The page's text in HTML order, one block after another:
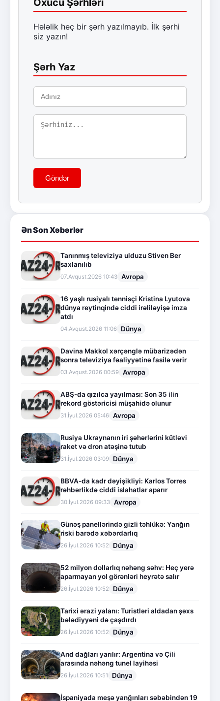
Oxucu Şərhləri
Hələlik heç bir şərh yazılmayıb. İlk şərhi
siz yazın!
Şərh Yaz
Göndər
Ən Son Xəbərlər
Tanınmış televiziya ulduzu Stiven Ber
saxlanılıb
07.Avqust.2026 10:43 Avropa
16 yaşlı rusiyalı tennisçi Kristina Lyutova
dünya reytinqində ciddi irəliləyişə imza
atdı
04.Avqust.2026 11:06 Dünya
Davina Makkol xərçənglə mübarizədən
sonra televiziya fəaliyyətinə fasilə verir
03.Avqust.2026 00:59 Avropa
ABŞ-da qızılca yayılması: Son 35 ilin
rekord göstəricisi müşahidə olunur
31.İyul.2026 05:46 Avropa
Rusiya Ukraynanın iri şəhərlərini kütləvi
raket və dron atəşinə tutub
31.İyul.2026 03:09 Dünya
BBVA-da kadr dəyişikliyi: Karlos Torres
rəhbərlikdə ciddi islahatlar aparır
30.İyul.2026 09:33 Avropa
Günəş panellərində gizli təhlükə: Yanğın
riski barədə xəbərdarlıq
26.İyul.2026 10:52 Dünya
52 milyon dollarlıq nəhəng səhv: Heç yerə
aparmayan yol görənləri heyrətə salır
26.İyul.2026 10:52 Dünya
Tarixi ərazi yalanı: Turistləri aldadan şəxs
bələdiyyəni də çaşdırdı
26.İyul.2026 10:52 Dünya
And dağları yarılır: Argentina və Çili
arasında nəhəng tunel layihəsi
26.İyul.2026 10:51 Dünya
İspaniyada meşə yanğınları səbəbindən 19